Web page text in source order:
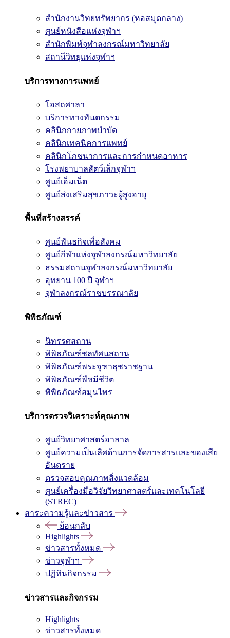
สำนักงานวิทยทรัพยากร (หอสมุดกลาง)
ศูนย์หนังสือแห่งจุฬาฯ
สำนักพิมพ์จุฬาลงกรณ์มหาวิทยาลัย
สถานีวิทยุแห่งจุฬาฯ
บริการทางการแพทย์
โอสถศาลา
บริการทางทันตกรรม
คลินิกกายภาพบำบัด
คลินิกเทคนิคการแพทย์
คลินิกโภชนาการและการกำหนดอาหาร
โรงพยาบาลสัตว์เล็กจุฬาฯ
ศูนย์เอ็มเน็ต
ศูนย์ส่งเสริมสุขภาวะผู้สูงอายุ
พื้นที่สร้างสรรค์
ศูนย์พันธกิจเพื่อสังคม
ศูนย์กีฬาแห่งจุฬาลงกรณ์มหาวิทยาลัย
ธรรมสถานจุฬาลงกรณ์มหาวิทยาลัย
อุทยาน 100 ปี จุฬาฯ
จุฬาลงกรณ์ราชบรรณาลัย
พิพิธภัณฑ์
นิทรรศสถาน
พิพิธภัณฑ์ชลทัศนสถาน
พิพิธภัณฑ์พระจุฑาธุชราชฐาน
พิพิธภัณฑ์พืชมีชีวิต
พิพิธภัณฑ์สมุนไพร
บริการตรวจวิเคราะห์คุณภาพ
ศูนย์วิทยาศาสตร์ฮาลาล
ศูนย์ความเป็นเลิศด้านการจัดการสารและของเสีย
อันตราย
ตรวจสอบคุณภาพสิ่งแวดล้อม
ศูนย์เครื่องมือวิจัยวิทยาศาสตร์และเทคโนโลยี
(STREC)
สาระความรู้และข่าวสาร
ย้อนกลับ
Highlights
ข่าวสารทั้งหมด
ข่าวจุฬาฯ
ปฏิทินกิจกรรม
ข่าวสารและกิจกรรม
Highlights
ข่าวสารทั้งหมด